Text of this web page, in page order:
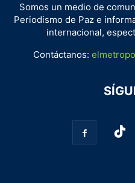
Somos un medio de
Periodismo de Paz e
internacional,
Contáctanos: